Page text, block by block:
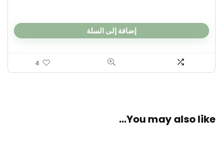
إضافة إلى السلة
4
You may also like…